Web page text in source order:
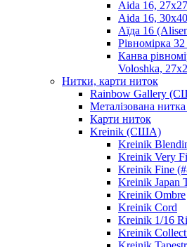
Aida 16,
Aida 16,
Аїда 16
Рівномірка
Канва
Voloshka,
Нитки, карти ниток
Rainbow Gallery
Металізована
Карти ниток
Kreinik (США)
Kreinik
Kreinik Very
Kreinik Fine
Kreinik Japan
Kreinik Ombre
Kreinik Cord
Kreinik 1/16
Kreinik